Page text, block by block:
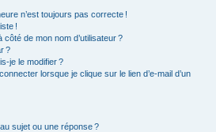
n’est toujours pas correcte !
!
de mon nom d’utilisateur ?
?
je le modifier ?
lorsque je clique sur le lien d’e-mail d’un
sujet ou une réponse ?